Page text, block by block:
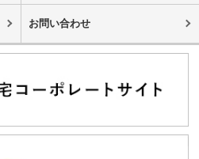
お問い合わせ